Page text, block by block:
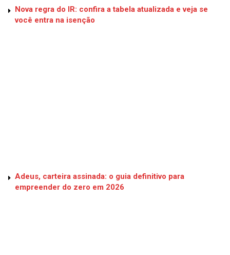
Nova regra do IR: confira a tabela atualizada e veja se
você entra na isenção
Adeus, carteira assinada: o guia definitivo para
empreender do zero em 2026